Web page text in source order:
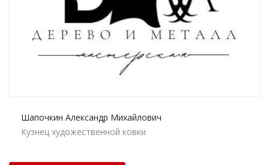
Шапочкин Александр Михайлович
Кузнец художественной ковки